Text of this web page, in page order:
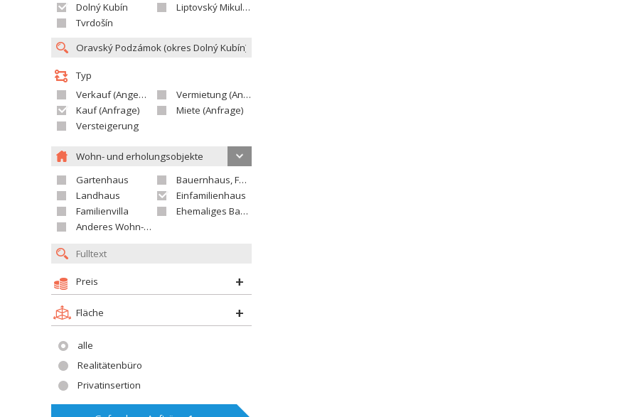
Dolný Kubín
Liptovský Mikuláš
Tvrdošín
Typ
Verkauf (Angebot)
Vermietung (Angebot)
Kauf (Anfrage)
Miete (Anfrage)
Versteigerung
Wohn- und erholungsobjekte
Gartenhaus
Bauernhaus, Ferienhaus
Landhaus
Einfamilienhaus
Familienvilla
Ehemaliges Bauerngut
Anderes Wohn- oder Ferienobjekt
Preis
Fläche
alle
Realitätenbüro
Privatinsertion